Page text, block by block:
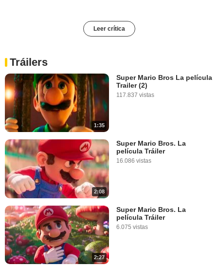
Leer crítica
Tráilers
1:35
Super Mario Bros La película
Trailer (2)
117.837 vistas
2:08
Super Mario Bros. La
película Tráiler
16.086 vistas
2:27
Super Mario Bros. La
película Tráiler
6.075 vistas